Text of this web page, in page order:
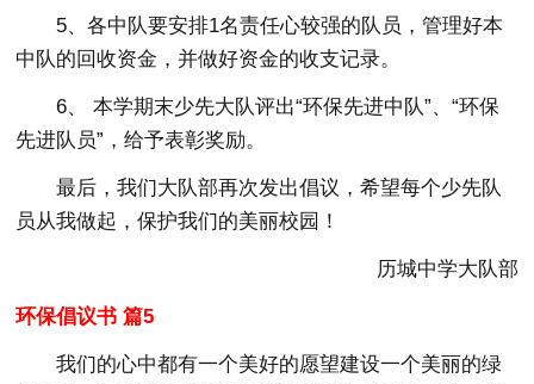
5、各中队要安排1名责任心较强的队员，管理好本
中队的回收资金，并做好资金的收支记录。
6、 本学期末少先大队评出“环保先进中队”、“环保
先进队员”，给予表彰奖励。
最后，我们大队部再次发出倡议，希望每个少先队
员从我做起，保护我们的美丽校园！
历城中学大队部
环保倡议书 篇5
我们的心中都有一个美好的愿望建设一个美丽的绿